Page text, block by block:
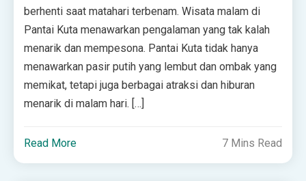
berhenti saat matahari terbenam. Wisata malam di
Pantai Kuta menawarkan pengalaman yang tak kalah
menarik dan mempesona. Pantai Kuta tidak hanya
menawarkan pasir putih yang lembut dan ombak yang
memikat, tetapi juga berbagai atraksi dan hiburan
menarik di malam hari. […]
Read More 7 Mins Read